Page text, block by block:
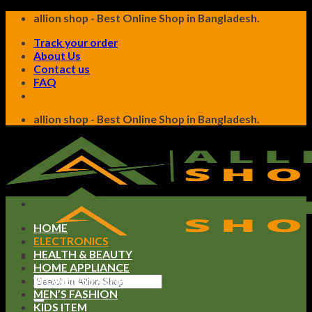
Skip
content
allion shop - Best Online Shop in Bangladesh.
Track your order
About Us
Contact us
FAQ
allion shop - Best Online Shop in Bangladesh.
Search
for:
HOME
ELECTRONICS
HEALTH & BEAUTY
HOME APPLIANCE
WOMEN’S FASHION
MEN’S FASHION
KIDS ITEM